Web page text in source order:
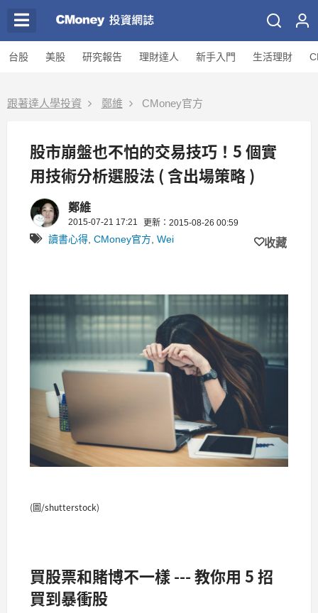
台股 美股 研究報告 理財達人 新手入門 生活理財
跟著達人學投資 鄭維 CMoney官方
股市崩盤也不怕的交易技巧！5 個實
用技術分析選股法 ( 含出場策略 )
鄭維
2015-07-21 17:21 更新：2015-08-26 00:59
讀書心得 CMoney官方 Wei 收藏
(圖/shutterstock)
買股票和賭博不一樣 --- 教你用 5 招
買到暴衝股